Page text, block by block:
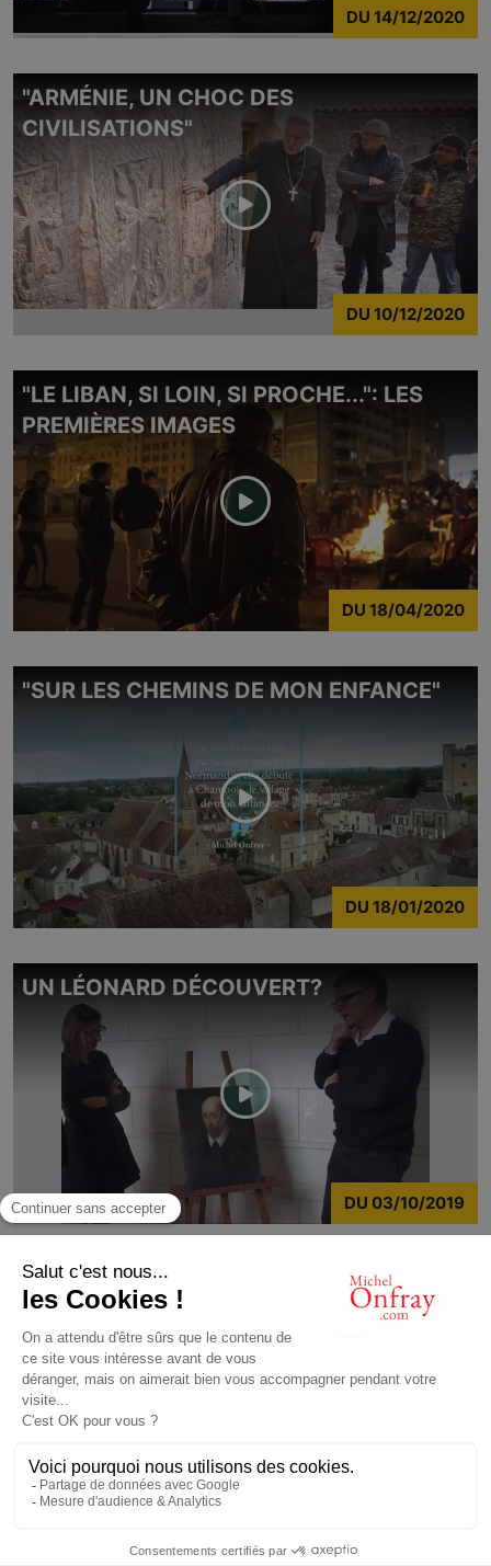
DU 14/12/2020
"ARMÉNIE, UN CHOC DES
CIVILISATIONS"
DU 10/12/2020
"LE LIBAN, SI LOIN, SI PROCHE...": LES
PREMIÈRES IMAGES
DU 18/04/2020
"SUR LES CHEMINS DE MON ENFANCE"
DU 18/01/2020
UN LÉONARD DÉCOUVERT?
DU 03/10/2019
Précédent
© Michel Onfray 2016
Conception, réalisation: Magasin Numérique
contact@michelonfray.com
Partenaires
Application mobile